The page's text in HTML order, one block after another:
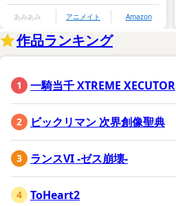
あみあみ アニメイト Amazon
作品ランキング
一騎当千 XTREME XECUTOR
ビックリマン 次界創像聖典
ランスVI -ゼス崩壊-
ToHeart2